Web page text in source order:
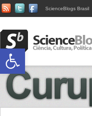
ScienceBlogs Brasil
Abrir a